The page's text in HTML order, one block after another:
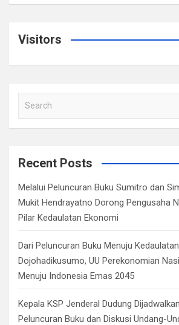
Visitors
a
c
Recent Posts
Melalui Peluncuran Buku Sumitro dan
Mukit Hendrayatno Dorong Pengusaha
Pilar Kedaulatan Ekonomi
Dari Peluncuran Buku Menuju
Dojohadikusumo, UU Perekonomian
Menuju Indonesia Emas 2045
Kepala KSP Jenderal Dudung
Peluncuran Buku dan Diskusi Undang-